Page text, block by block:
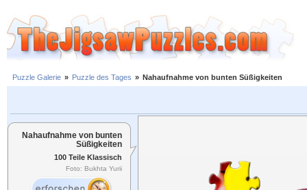
Puzzle Galerie » Puzzle des Tages » Nahaufnahme von bunten Süßigkeiten
Nahaufnahme von bunten
Süßigkeiten
100 Teile Klassisch
Foto: Bukhta Yurii